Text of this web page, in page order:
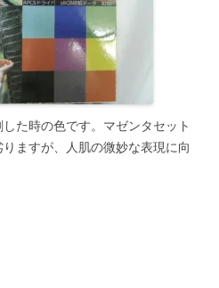
た時の色です。マゼンタセット
ますが、人肌の微妙な表現に向